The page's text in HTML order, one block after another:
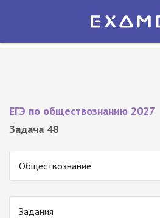
Экзамер — ЕГЭ 2027
ЕГЭ по обществознанию 2027
Задача 48
Обществознание
Задания